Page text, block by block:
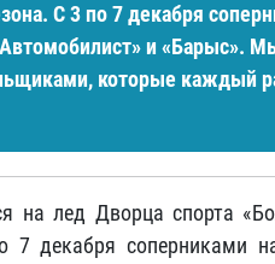
С 3 по 7 декабря
и «Барыс».
которые каждый
на лед Дворца спорта
декабря соперниками